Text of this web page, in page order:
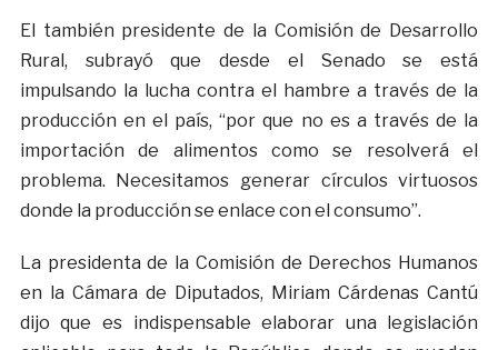
El también presidente de la Comisión de Desarrollo
Rural, subrayó que desde el Senado se está
impulsando la lucha contra el hambre a través de la
producción en el país, “por que no es a través de la
importación de alimentos como se resolverá el
problema. Necesitamos generar círculos virtuosos
donde la producción se enlace con el consumo”.
La presidenta de la Comisión de Derechos Humanos
en la Cámara de Diputados, Miriam Cárdenas Cantú
dijo que es indispensable elaborar una legislación